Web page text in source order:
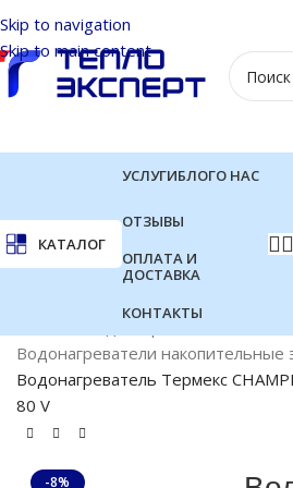
Skip to navigation
Skip to main content
КАТАЛОГ
УСЛУГИБЛОГО НАС
ОТЗЫВЫ
ОПЛАТА И
ДОСТАВКА
КОНТАКТЫ
Водонагреватели накопительные
Водонагреватель Термекс
80 V
-8%